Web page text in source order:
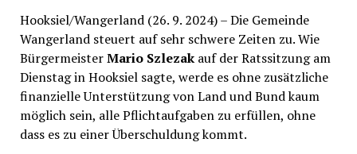
Hooksiel/Wangerland (26. 9. 2024) – Die Gemeinde
Wangerland steuert auf sehr schwere Zeiten zu. Wie
BürgermeisterMario Szlezak auf der Ratssitzung am
Dienstag in Hooksiel sagte, werde es ohne zusätzliche
finanzielle Unterstützung von Land und Bund kaum
möglich sein, alle Pflichtaufgaben zu erfüllen, ohne
dass es zu einer Überschuldung kommt.